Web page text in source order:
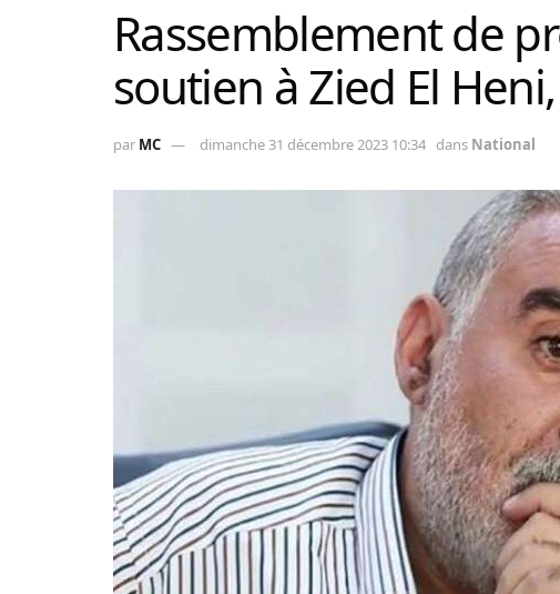
Rassemblement de
soutien à Zied El
par MC dimanche 31 décembre 2023 10:34 dans National